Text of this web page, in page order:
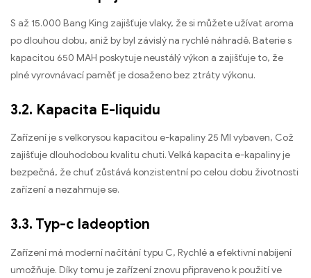
S až 15.000 Bang King zajišťuje vlaky, že si můžete užívat aroma
po dlouhou dobu, aniž by byl závislý na rychlé náhradě. Baterie s
kapacitou 650 MAH poskytuje neustálý výkon a zajišťuje to, že
plné vyrovnávací paměť je dosaženo bez ztráty výkonu.
3.2. Kapacita E-liquidu
Zařízení je s velkorysou kapacitou e-kapaliny 25 Ml vybaven, Což
zajišťuje dlouhodobou kvalitu chuti. Velká kapacita e-kapaliny je
bezpečná, že chuť zůstává konzistentní po celou dobu životnosti
zařízení a nezahrnuje se.
3.3. Typ-c ladeoption
Zařízení má moderní načítání typu C, Rychlé a efektivní nabíjení
umožňuje. Díky tomu je zařízení znovu připraveno k použití ve